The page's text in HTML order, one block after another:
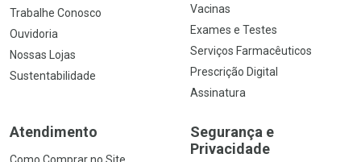
Trabalhe Conosco
Ouvidoria
Nossas Lojas
Sustentabilidade
Vacinas
Exames e Testes
Serviços Farmacêuticos
Prescrição Digital
Assinatura
Atendimento
Segurança e
Privacidade